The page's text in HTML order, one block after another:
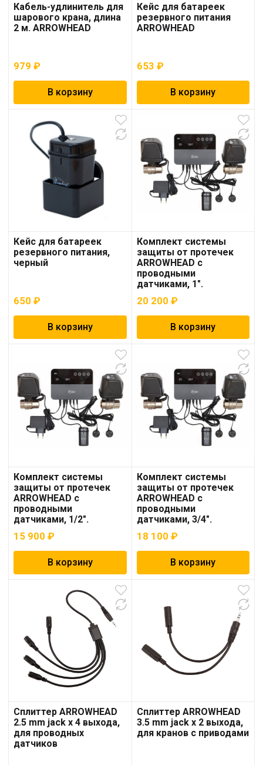
Кабель-удлинитель для
шарового крана, длина
2 м. ARROWHEAD
979 ₽
В корзину
Кейс для батареек
резервного питания
ARROWHEAD
653 ₽
В корзину
Кейс для батареек
резервного питания,
черный
650 ₽
В корзину
Комплект системы
защиты от протечек
ARROWHEAD с
проводными
датчиками, 1″.
20 200 ₽
В корзину
Комплект системы
защиты от протечек
ARROWHEAD с
проводными
датчиками, 1/2″.
15 900 ₽
В корзину
Комплект системы
защиты от протечек
ARROWHEAD с
проводными
датчиками, 3/4″.
18 100 ₽
В корзину
Сплиттер ARROWHEAD
2.5 mm jack x 4 выхода,
для проводных
датчиков
Сплиттер ARROWHEAD
3.5 mm jack x 2 выхода,
для кранов с приводами